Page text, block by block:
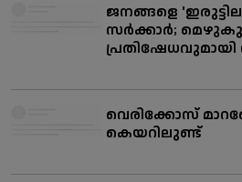
ജനങ്ങളെ
സർക്കാർ;
വെരിക്കോസ്
കെയറിലുണ്ട്